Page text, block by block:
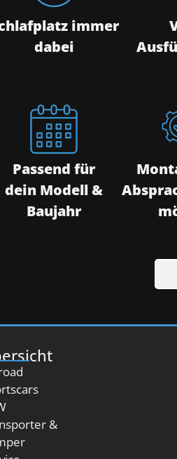
immer
dabei
Passend für
dein Modell &
Baujahr
&